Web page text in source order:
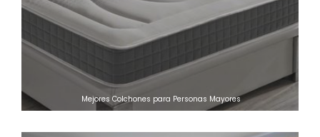
Mejores Colchones para Personas Mayores